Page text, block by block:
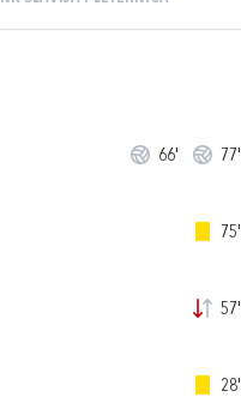
66' 77'
75'
57'
28'